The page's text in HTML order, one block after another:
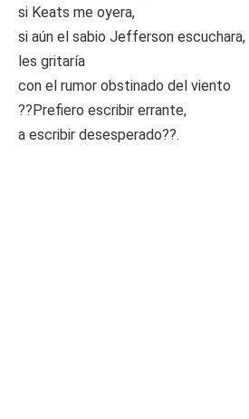
si Keats me oyera,
si aún el sabio Jefferson escuchara,
les gritaría
con el rumor obstinado del viento
??Prefiero escribir errante,
a escribir desesperado??.